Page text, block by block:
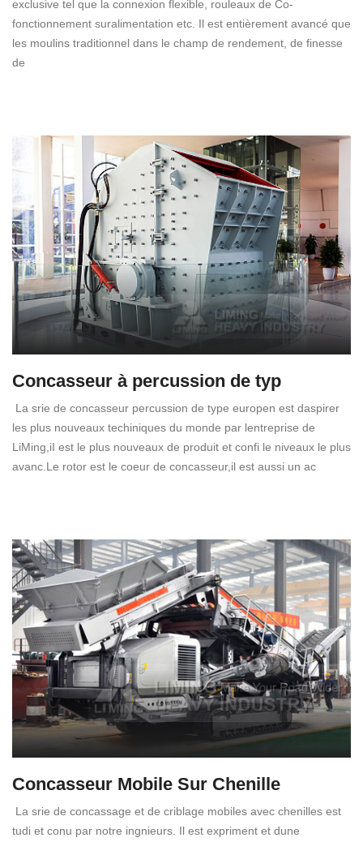
exclusive tel que la connexion flexible, rouleaux de Co-
fonctionnement suralimentation etc. Il est entièrement avancé que
les moulins traditionnel dans le champ de rendement, de finesse
de
Concasseur à percussion de typ
La srie de concasseur percussion de type europen est daspirer
les plus nouveaux techiniques du monde par lentreprise de
LiMing,iI est le plus nouveaux de produit et confi le niveaux le plus
avanc.Le rotor est le coeur de concasseur,il est aussi un ac
Concasseur Mobile Sur Chenille
La srie de concassage et de criblage mobiles avec chenilles est
tudi et conu par notre ingnieurs. Il est expriment et dune